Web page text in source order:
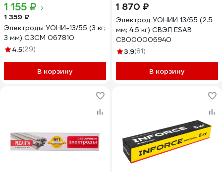
1 155 ₽
1 359 ₽
Электроды УОНИ-13/55 (3 кг;
3 мм) СЗСМ 067810
4.5(29)
В корзину
1 870 ₽
Электрод УОНИИ 13/55 (2.5
мм; 4.5 кг) СВЭЛ ESAB
СВ000006940
3.9(81)
В корзину